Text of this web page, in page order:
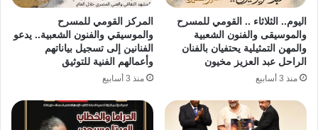
اليوم.. الثلاثاء .. القومي للمسرح
والموسيقى والفنون الشعبية
والمهن التمثيلية يحتفيان بالفنان
الراحل عبد العزيز مخيون
منذ 3 أسابيع
المركز القومي للمسرح
والموسيقي والفنون الشعبية.. يدعو
الفنانين إلى تسجيل بياناتهم
وأعمالهم الفنية للتوثيق
منذ 3 أسابيع